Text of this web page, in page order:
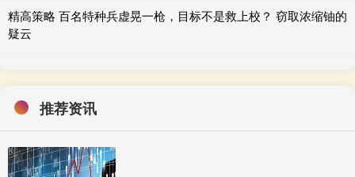
精高策略 百名特种兵虚晃一枪，目标不是救上校？ 窃取浓缩铀的
疑云
推荐资讯